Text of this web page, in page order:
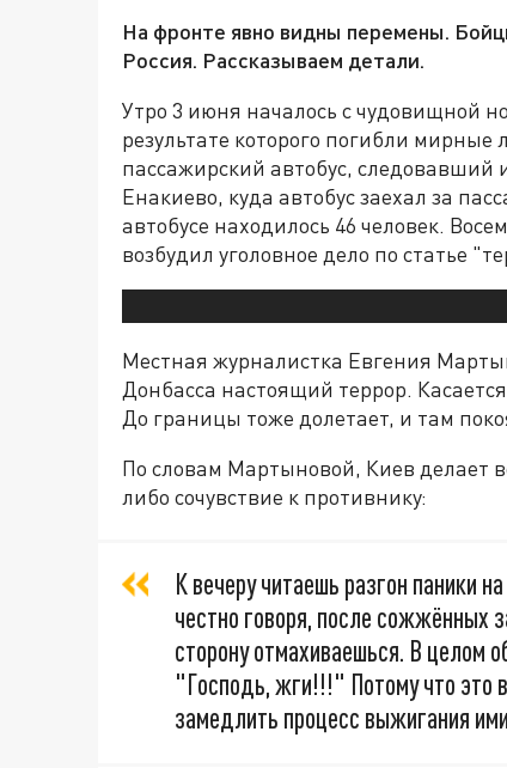
На фронте явно видны перемены.
Россия. Рассказываем детали.
Утро 3 июня началось с чудовищной
результате которого погибли
пассажирский автобус,
Енакиево, куда автобус заехал за
автобусе находилось 46 человек.
возбудил уголовное дело по статье
Местная журналистка Евгения
Донбасса настоящий террор.
До границы тоже долетает, и там
По словам Мартыновой, Киев делает
либо сочувствие к противнику:
К вечеру читаешь разгон паники
честно говоря, после сожжённых
сторону отмахиваешься. В целом
"Господь, жги!!!" Потому что это
замедлить процесс выжигания